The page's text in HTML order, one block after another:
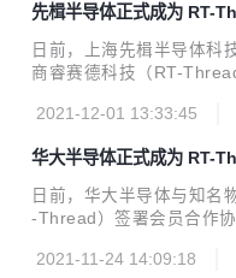
先楫半导体正式成为 RT-
日前，上海先楫半导体科
商睿赛德科技（RT-
通用MCU芯片和RT-
出贡献。
2021-12-01 13:33:45
华大半导体正式成为 RT-
日前，华大半导体与知名
-Thread）签署会员合作
操作系统，深度合作、充
2021-11-24 14:09:18